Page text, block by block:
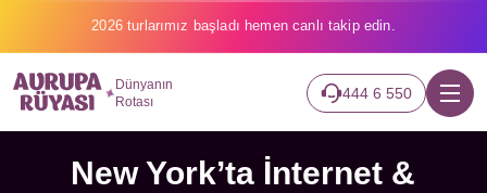
2026 turlarımız başladı hemen canlı takip edin.
Dünyanın
Rotası
444 6 550
New York’ta İnternet &